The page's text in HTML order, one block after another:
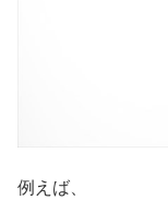
例えば、